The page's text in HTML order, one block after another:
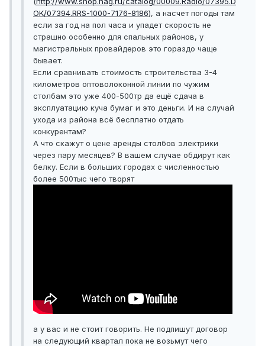
OK/07394.RRS-1000-7176-8186), а насчет погоды там
если за год на пол часа и упадет скорость не
страшно особенно для спальных районов, у
магистральных провайдеров это гораздо чаще
бывает.
Если сравнивать стоимость строительства 3-4
километров оптоволоконной линии по чужим
столбам это уже 400-500тр да ещё сдача в
эксплуатацию куча бумаг и это деньги. И на случай
ухода из района всё бесплатно отдать
конкурентам?
А что скажут о цене аренды столбов электрики
через пару месяцев? В вашем случае обдирут как
белку. Если в больших городах с численностью
более 500тыс чего творят
а у вас и не стоит говорить. Не подпишут договор
на следующий квартал пока не возьмут чего